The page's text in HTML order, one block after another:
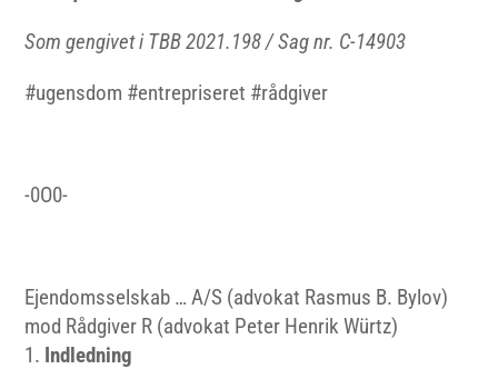
Som gengivet i TBB 2021.198 / Sag nr. C-14903
#ugensdom #entrepriseret #rådgiver
-0O0-
Ejendomsselskab … A/S (advokat Rasmus B. Bylov)
mod Rådgiver R (advokat Peter Henrik Würtz)
1. Indledning